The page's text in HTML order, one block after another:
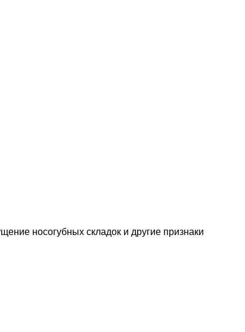
носогубных складок и другие признаки